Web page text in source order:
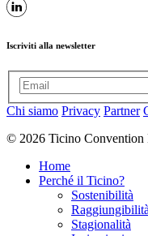
Iscriviti alla newsletter
Chi siamo Privacy Partner
© 2026 Ticino Convention
Home
Perché il Ticino?
Sostenibilità
Stagionalità